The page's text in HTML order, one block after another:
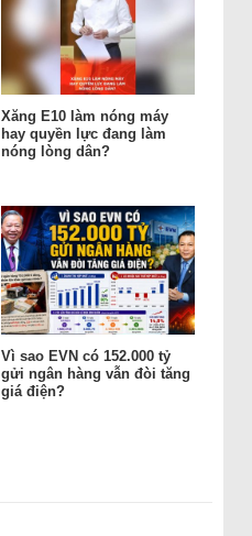
Xăng E10 làm nóng máy
hay quyền lực đang làm
nóng lòng dân?
Vì sao EVN có 152.000 tỷ
gửi ngân hàng vẫn đòi tăng
giá điện?